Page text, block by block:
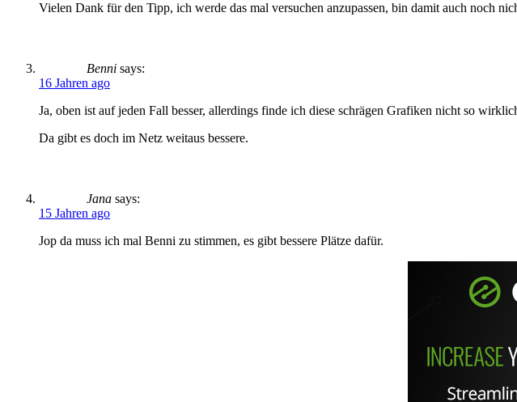
Vielen Dank für den Tipp, ich werde das mal versuchen anzupassen, bin damit auch noch
Benni says:
16 Jahren ago
Ja, oben ist auf jeden Fall besser, allerdings finde ich diese schrägen Grafiken nicht so
Da gibt es doch im Netz weitaus bessere.
Jana says:
15 Jahren ago
Jop da muss ich mal Benni zu stimmen, es gibt bessere Plätze dafür.